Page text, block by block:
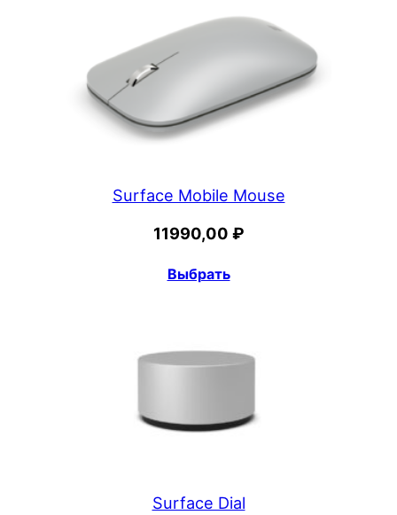
Surface Mobile Mouse
11990,00 ₽
Выбрать
Surface Dial